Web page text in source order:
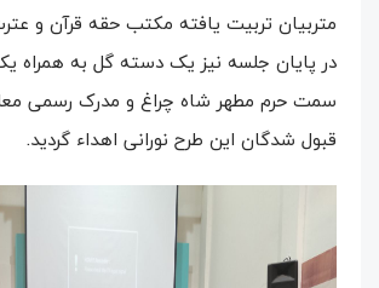
متربیان تربیت یافته مکتب حقه قرآن و
در پایان جلسه نیز یک دسته گل به همراه
سمت حرم مطهر شاه چراغ و مدرک رسمی
قبول شدگان این طرح نورانی اهداء گردید.​